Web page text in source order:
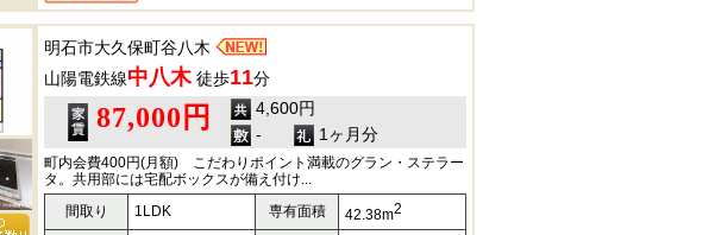
明石市大久保町谷八木
山陽電鉄線中八木徒歩11分
87,000円
4,600円
-
1ヶ月分
町内会費400円(月額) こだわりポイント満載のグラン・ステラー
タ。共用部には宅配ボックスが備え付け...
間取り
1LDK 専有面積 42.38m2